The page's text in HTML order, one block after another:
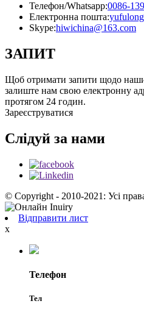
Телефон/Whatsapp:0086-
Електронна пошта:
Skype:hiwichina@163.com
ЗАПИТ
Щоб отримати запити щодо
залиште нам свою електронну
протягом 24 годин.
Зареєструватися
Слідуй за нами
© Copyright - 2010-2021: Усі
Відправити лист
x
Телефон
Тел